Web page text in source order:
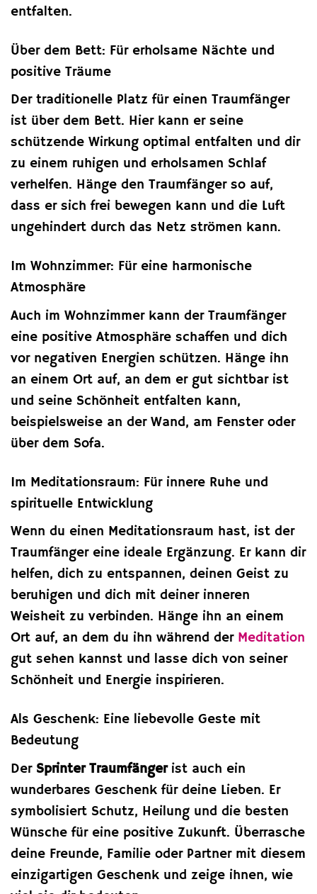
entfalten.
Über dem Bett: Für erholsame Nächte und
positive Träume
Der traditionelle Platz für einen Traumfänger
ist über dem Bett. Hier kann er seine
schützende Wirkung optimal entfalten und dir
zu einem ruhigen und erholsamen Schlaf
verhelfen. Hänge den Traumfänger so auf,
dass er sich frei bewegen kann und die Luft
ungehindert durch das Netz strömen kann.
Im Wohnzimmer: Für eine harmonische
Atmosphäre
Auch im Wohnzimmer kann der Traumfänger
eine positive Atmosphäre schaffen und dich
vor negativen Energien schützen. Hänge ihn
an einem Ort auf, an dem er gut sichtbar ist
und seine Schönheit entfalten kann,
beispielsweise an der Wand, am Fenster oder
über dem Sofa.
Im Meditationsraum: Für innere Ruhe und
spirituelle Entwicklung
Wenn du einen Meditationsraum hast, ist der
Traumfänger eine ideale Ergänzung. Er kann dir
helfen, dich zu entspannen, deinen Geist zu
beruhigen und dich mit deiner inneren
Weisheit zu verbinden. Hänge ihn an einem
Ort auf, an dem du ihn während der Meditation
gut sehen kannst und lasse dich von seiner
Schönheit und Energie inspirieren.
Als Geschenk: Eine liebevolle Geste mit
Bedeutung
Der Sprinter Traumfängerist auch ein
wunderbares Geschenk für deine Lieben. Er
symbolisiert Schutz, Heilung und die besten
Wünsche für eine positive Zukunft. Überrasche
deine Freunde, Familie oder Partner mit diesem
einzigartigen Geschenk und zeige ihnen, wie